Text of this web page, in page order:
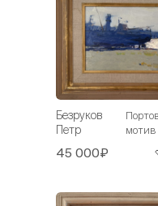
Безруков
Петр
мотив
45 000₽